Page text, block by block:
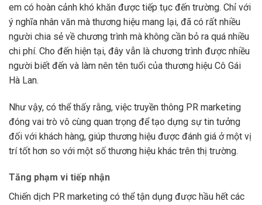
em có hoàn cảnh khó khăn được tiếp tục đến trường. Chỉ với
ý nghĩa nhân văn mà thương hiệu mang lại, đã có rất nhiều
người chia sẻ về chương trình mà không cần bỏ ra quá nhiều
chi phí. Cho đến hiện tại, đây vẫn là chương trình được nhiều
người biết đến và làm nên tên tuổi của thương hiệu Cô Gái
Hà Lan.
Như vậy, có thể thấy rằng, việc truyền thông PR marketing
đóng vai trò vô cùng quan trọng để tạo dựng sự tin tưởng
đối với khách hàng, giúp thương hiệu được đánh giá ở một vị
trí tốt hơn so với một số thương hiệu khác trên thị trường.
Tăng phạm vi tiếp nhận
Chiến dịch PR marketing có thể tận dụng được hầu hết các